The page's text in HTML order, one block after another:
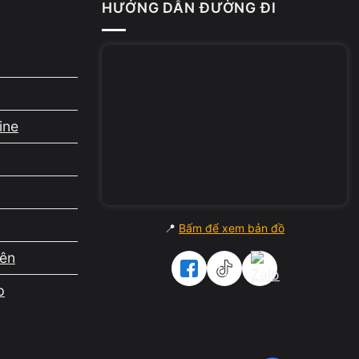
HƯỚNG DẪN ĐƯỜNG ĐI
📍 Bấm để xem bản đồ